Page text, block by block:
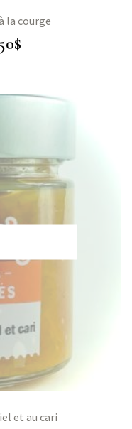
la courge
$
et au cari